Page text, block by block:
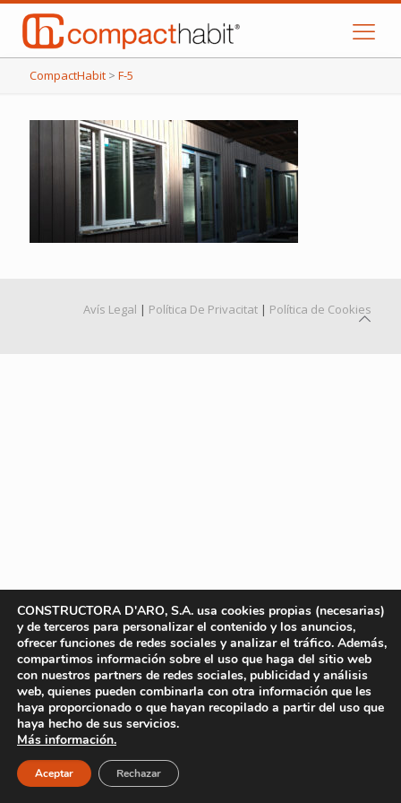
CompactHabit > F-5
Avís Legal | Política De Privacitat | Política de Cookies
CONSTRUCTORA D'ARO, S.A. usa cookies propias (necesarias)
y de terceros para personalizar el contenido y los anuncios,
ofrecer funciones de redes sociales y analizar el tráfico. Además,
compartimos información sobre el uso que haga del sitio web
con nuestros partners de redes sociales, publicidad y análisis
web, quienes pueden combinarla con otra información que les
haya proporcionado o que hayan recopilado a partir del uso que
haya hecho de sus servicios.
Más información.
Aceptar Rechazar